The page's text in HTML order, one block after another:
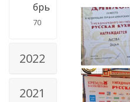
брь
70
2022
2021